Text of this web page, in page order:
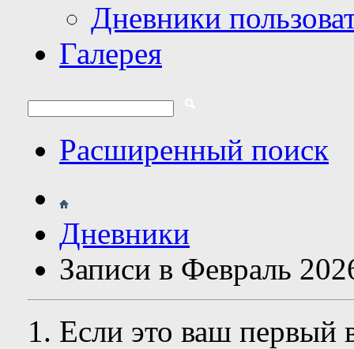
Дневники
Галерея
Расширенный поиск
Дневники
Записи в Февраль
Если это ваш первый